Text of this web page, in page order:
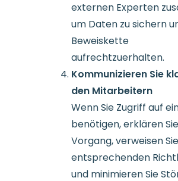
externen Experten
um Daten zu sichern
Beweiskette
aufrechtzuerhalten.
Kommunizieren Sie
den Mitarbeitern
Wenn Sie Zugriff auf
benötigen, erklären
Vorgang, verweisen
entsprechenden
und minimieren Sie